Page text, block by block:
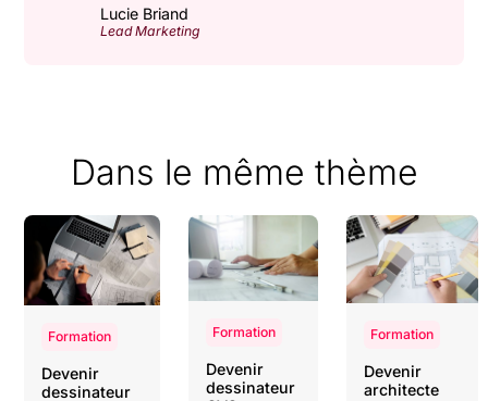
Lucie Briand
Lead Marketing
Dans le même thème
Formation
Devenir
dessinateur
Formation
Devenir
dessinateur
Formation
Devenir
architecte